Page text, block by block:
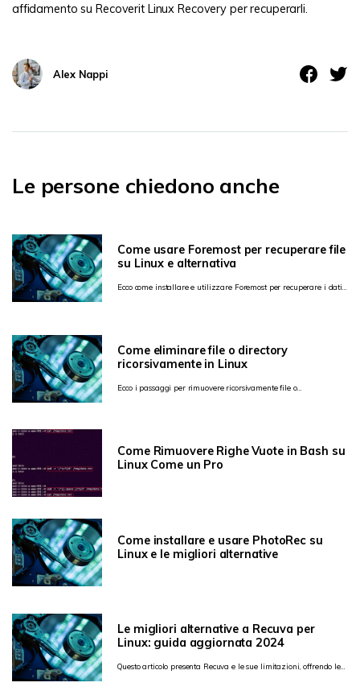
affidamento su Recoverit Linux Recovery per recuperarli.
Alex Nappi
Le persone chiedono anche
Come usare Foremost per recuperare file
su Linux e alternativa
Ecco come installare e utilizzare Foremost per recuperare i dati
Come eliminare file o directory
ricorsivamente in Linux
Ecco i passaggi per rimuovere ricorsivamente file o
Come Rimuovere Righe Vuote in Bash su
Linux Come un Pro
Come installare e usare PhotoRec su
Linux e le migliori alternative
Le migliori alternative a Recuva per
Linux: guida aggiornata 2024
Questo articolo presenta Recuva e le sue limitazioni, offrendo le